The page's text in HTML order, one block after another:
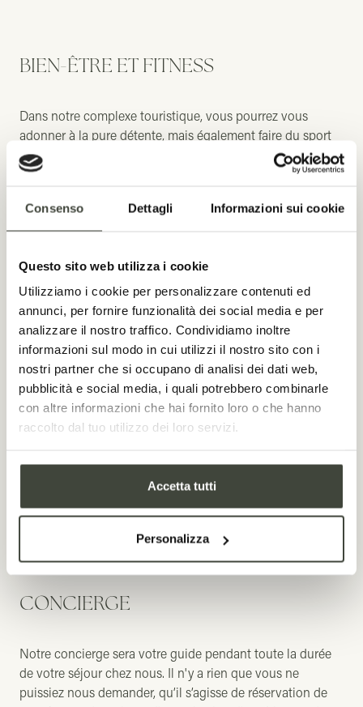
Consenso Dettagli Informazioni sui cookie
Questo sito web utilizza i cookie
Utilizziamo i cookie per personalizzare contenuti ed
annunci, per fornire funzionalità dei social media e per
analizzare il nostro traffico. Condividiamo inoltre
informazioni sul modo in cui utilizzi il nostro sito con i
nostri partner che si occupano di analisi dei dati web,
pubblicità e social media, i quali potrebbero combinarle
con altre informazioni che hai fornito loro o che hanno
raccolto dal tuo utilizzo dei loro servizi.
Accetta tutti
Personalizza
BIEN-ÊTRE ET FITNESS
Dans notre complexe touristique, vous pourrez vous
adonner à la pure détente, mais également faire du sport
comme vous l'aimez. Pour cela, nous vous proposons un
espace fitness intimiste où garder la forme est un véritable
récompenser avec un massage relaxant ? Nous vous
attendons sous la pergola.
EXPÉRIENCES
Nous nous trouvons au cœur de la Gallura, entre
paysages luxuriants, nuraghi millénaires, arômes
enveloppants et étendues de plages de sable blanc. Vivez
un séjour hors du commun grâce aux expériences que
nous proposons, des dégustations aux cours de cuisine et
bateau, les parties de golf et les dîners privés signés par
Laissez-vous conquérir
CONCIERGE
Notre concierge sera votre guide pendant toute la durée
de votre séjour chez nous. Il n'y a rien que vous ne
puissiez nous demander, qu’il s’agisse de réservation de